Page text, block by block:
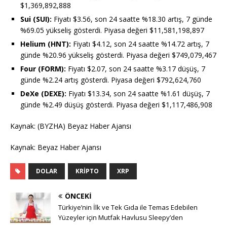
$1,369,892,888
Sui (SUI): Fiyatı $3.56, son 24 saatte %18.30 artış, 7 günde
%69.05 yükseliş gösterdi. Piyasa değeri $11,581,198,897
Helium (HNT): Fiyatı $4.12, son 24 saatte %14.72 artış, 7
günde %20.96 yükseliş gösterdi. Piyasa değeri $749,079,467
Four (FORM): Fiyatı $2.07, son 24 saatte %3.17 düşüş, 7
günde %2.24 artış gösterdi. Piyasa değeri $792,624,760
DeXe (DEXE): Fiyatı $13.34, son 24 saatte %1.61 düşüş, 7
günde %2.49 düşüş gösterdi. Piyasa değeri $1,117,486,908
Kaynak: (BYZHA) Beyaz Haber Ajansı
Kaynak: Beyaz Haber Ajansı
DOLAR KRIPTO XRP
ÖNCEKI
Türkiye’nin İlk ve Tek Gıda ile Temas Edebilen
Yüzeyler için Mutfak Havlusu Sleepy’den